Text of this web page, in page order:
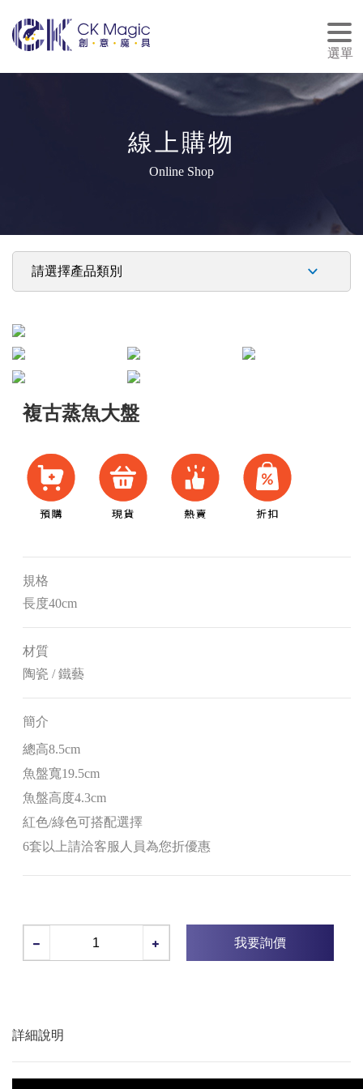
選單
線上購物
Online Shop
複古蒸魚大盤
規格
長度40cm
材質
陶瓷 / 鐵藝
簡介
總高8.5cm
魚盤寬19.5cm
魚盤高度4.3cm
紅色/綠色可搭配選擇
6套以上請洽客服人員為您折優惠
我要詢價
詳細說明